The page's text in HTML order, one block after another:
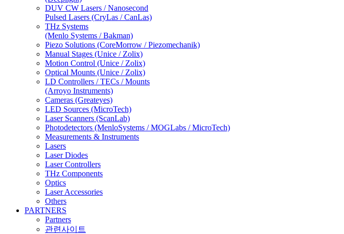
DUV CW Lasers / Nanosecond
Pulsed Lasers (CryLas / CanLas)
THz Systems
(Menlo Systems / Bakman)
Piezo Solutions (CoreMorrow / Piezomechanik)
Manual Stages (Unice / Zolix)
Motion Control (Unice / Zolix)
Optical Mounts (Unice / Zolix)
LD Controllers / TECs / Mounts
(Arroyo Instruments)
Cameras (Greateyes)
LED Sources (MicroTech)
Laser Scanners (ScanLab)
Photodetectors (MenloSystems / MOGLabs / MicroTech)
Measurements & Instruments
Lasers
Laser Diodes
Laser Controllers
THz Components
Optics
Laser Accessories
Others
PARTNERS
Partners
관련사이트